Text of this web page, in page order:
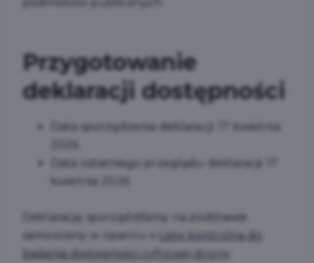
Przygotowanie
deklaracji dostępności
Data sporządzenia deklaracji:
17 kwietnia
Data ostatniego przeglądu deklaracji:
kwietnia 2026
Deklarację sporządziliśmy na podstawie
samooceny w oparciu o
Listę kontrolną do
badania dostępności cyfrowej strony